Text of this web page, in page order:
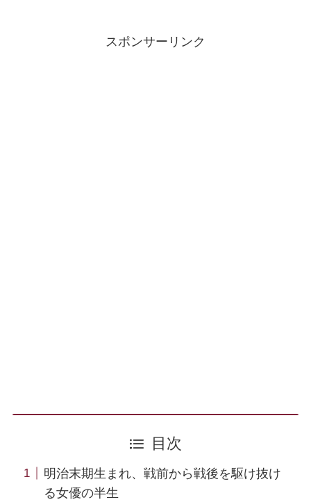
スポンサーリンク
目次
明治末期生まれ、戦前から戦後を駆け抜け
る女優の半生